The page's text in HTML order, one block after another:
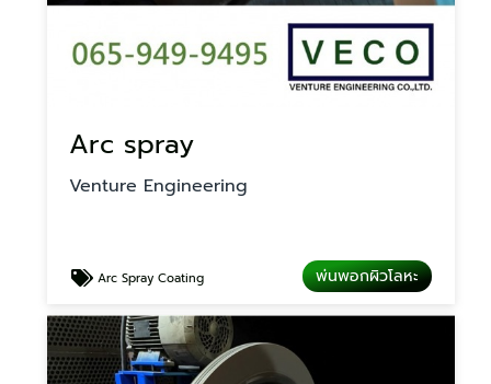
Arc spray
Venture Engineering
Arc Spray Coating พ่นพอกผิวโลหะ